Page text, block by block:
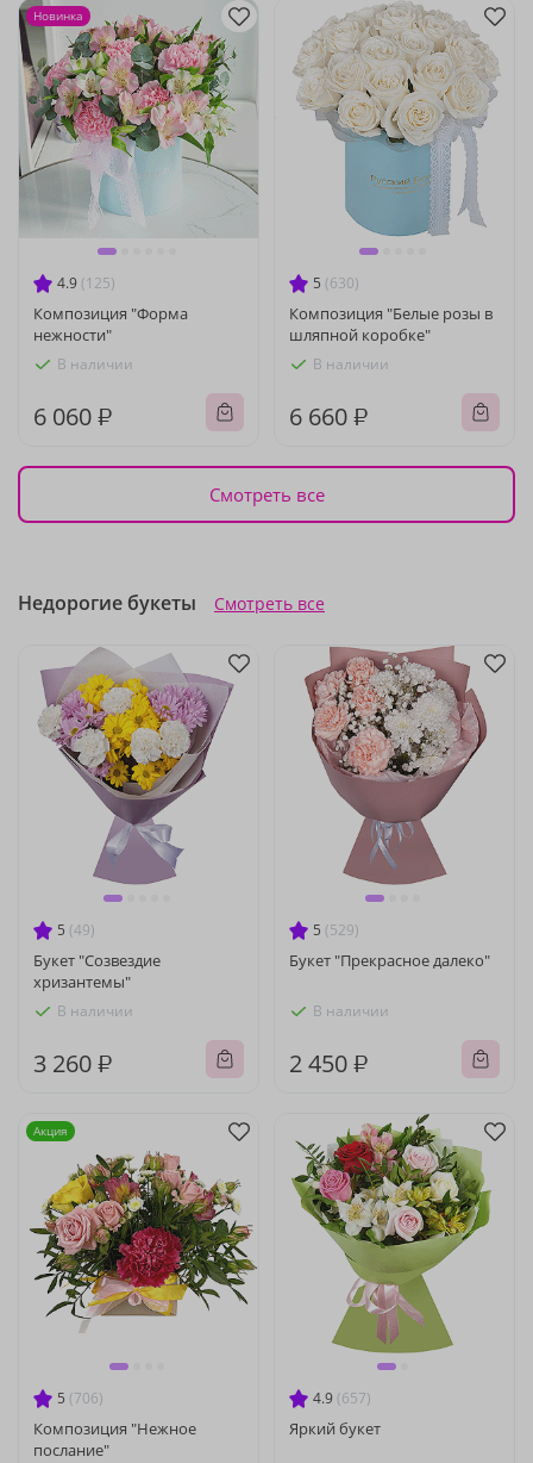
4.9 (125)
Композиция "Форма
нежности"
В наличии
6 060 ₽
Новинка
5 (630)
Композиция "Белые розы в
шляпной коробке"
В наличии
6 660 ₽
Смотреть все
Недорогие букеты Смотреть все
5 (49)
Букет "Созвездие
хризантемы"
В наличии
3 260 ₽
5 (529)
Букет "Прекрасное далеко"
В наличии
2 450 ₽
5 (706)
Композиция "Нежное
послание"
Акция
4.9 (657)
Яркий букет